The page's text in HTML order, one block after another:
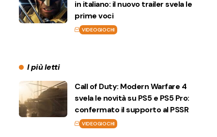
in italiano: il nuovo trailer svela le
prime voci
VIDEOGIOCHI
I più letti
Call of Duty: Modern Warfare 4
svela le novità su PS5 e PS5 Pro:
confermato il supporto al PSSR
VIDEOGIOCHI